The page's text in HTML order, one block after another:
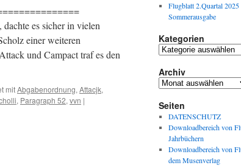
es sicher in vielen
einer weiteren
und Campact traf es den
mitAbgabenordnung, Attacjk,
, Paragraph 52, vvn |
Flugblatt 2.Quartal 2025
Sommerausgabe
Kategorien
Kategorien
Archiv
Archiv
Seiten
DATENSCHUTZ
Downloadbereich von
Jahrbüchern
Downloadbereich von
dem Musenverlag